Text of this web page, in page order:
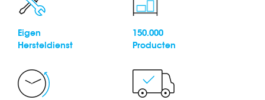
Eigen
Hersteldienst
150.000
Producten